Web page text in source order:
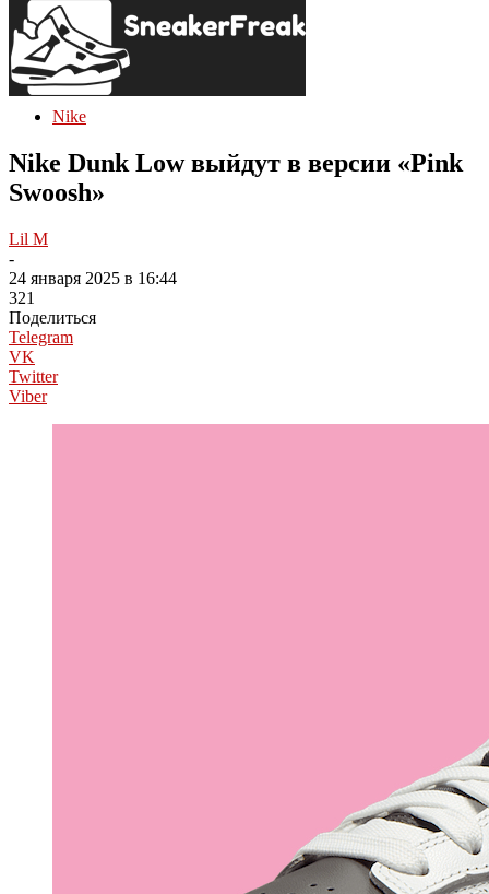
Nike
Nike Dunk Low выйдут в версии «Pink
Swoosh»
Lil M
-
24 января 2025 в 16:44
321
Поделиться
Telegram
VK
Twitter
Viber